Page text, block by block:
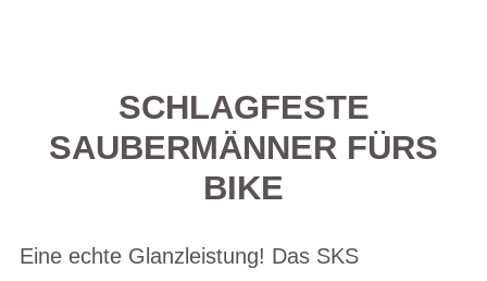
SCHLAGFESTE
SAUBERMÄNNER FÜRS
BIKE
Eine echte Glanzleistung! Das SKS